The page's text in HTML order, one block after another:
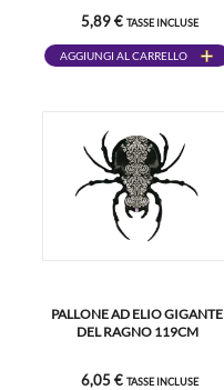
5,89 € TASSE INCLUSE
AGGIUNGI AL CARRELLO
PALLONE AD ELIO GIGANTE
DEL RAGNO 119CM
6,05 € TASSE INCLUSE